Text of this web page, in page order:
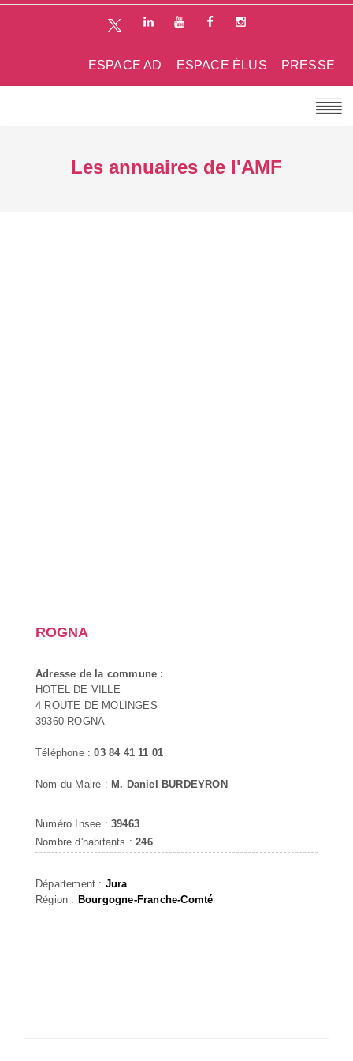
PRESSE
ESPACE ÉLUS
ESPACE AD
Les annuaires de l'AMF
ROGNA
Adresse de la commune :
HOTEL DE VILLE
4 ROUTE DE MOLINGES
39360 ROGNA
Téléphone :03 84 41 11 01
Nom du Maire : M. Daniel BURDEYRON
Numéro Insee : 39463
Nombre d'habitants :246
Département : Jura
Région : Bourgogne-Franche-Comté